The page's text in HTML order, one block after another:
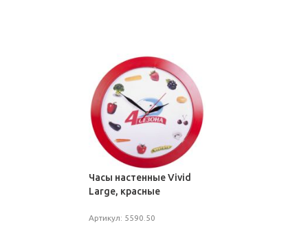
Часы настенные Vivid
Large, красные
Артикул: 5590.50